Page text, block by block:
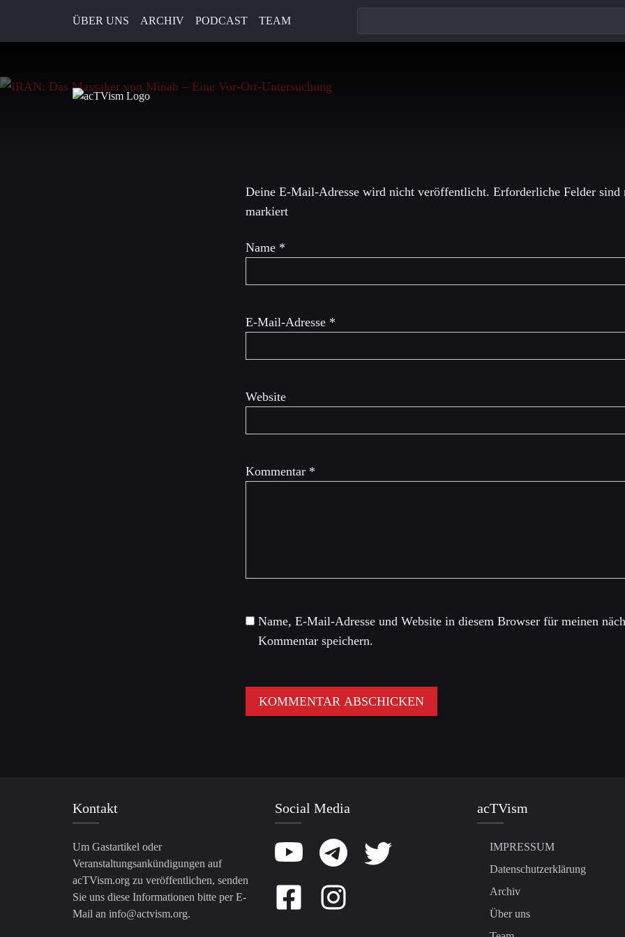
ÜBER UNS ARCHIV PODCAST TEAM
6. April 2026
Deine E-Mail-Adresse wird nicht veröffentlicht. Erforderliche Felder
markiert
Kommentar *
Name *
E-Mail-Adresse *
Website
Name, E-Mail-Adresse und Website in diesem Browser für meinen
Kommentar speichern.
Kontakt
Um Gastartikel oder
Veranstaltungsankündigungen auf
acTVism.org zu veröffentlichen, senden
Sie uns diese Informationen bitte per E-
Mail an info@actvism.org.
Social Media acTVism
IMPRESSUM
Datenschutzerklärung
Archiv
Über uns